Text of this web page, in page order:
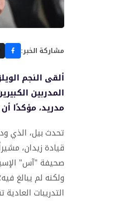
مشاركة الخبر:
ألقى النجم
المدربين
مدريد، مؤكدًا
قيادة زيدان،
صحيفة "آس"
ولكنه لم يبالغ
التدريبات